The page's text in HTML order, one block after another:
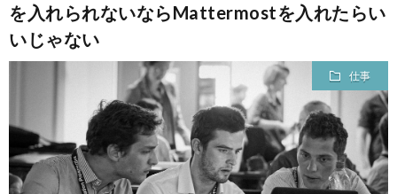
を入れられないならMattermostを入れたらい
いじゃない
仕事